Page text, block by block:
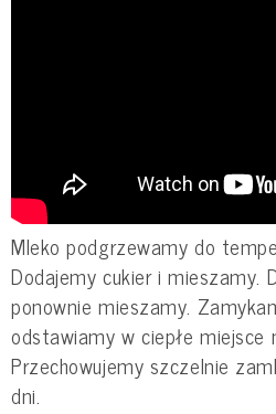
Mleko podgrzewamy do
Dodajemy cukier i mieszamy.
ponownie mieszamy.
odstawiamy w ciepłe miejsce
Przechowujemy szczelnie
dni.